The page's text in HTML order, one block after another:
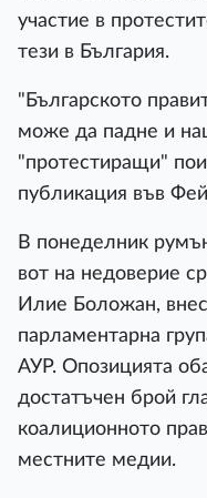
участие в
тези в България.
"Българското
може да падне и
"протестиращи"
публикация във
В понеделник
вот на недоверие
Илие Боложан,
парламентарна
АУР. Опозицията
достатъчен брой
коалиционното
местните медии.